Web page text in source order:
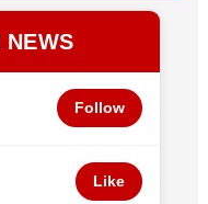
Follow
Like